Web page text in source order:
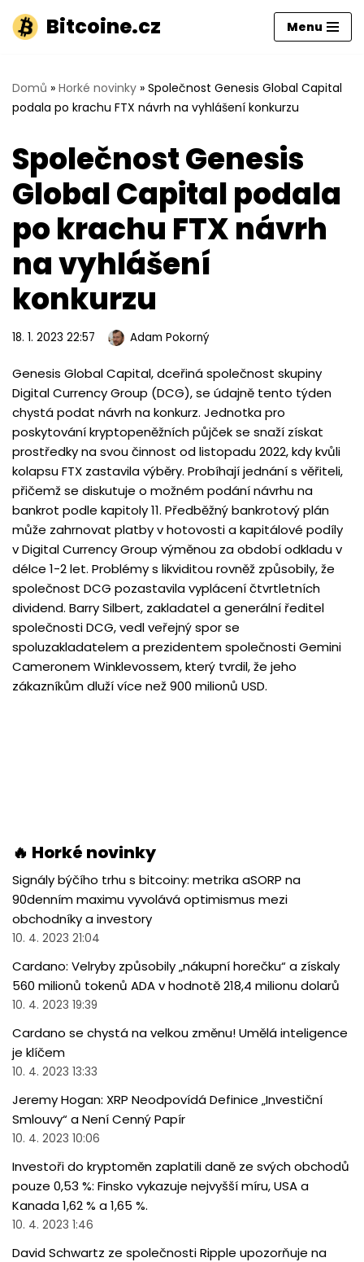
Přeskočit
obsah
Bitcoine.cz Menu
Domů » Horké novinky » Společnost Genesis Global Capital
podala po krachu FTX návrh na vyhlášení konkurzu
Společnost Genesis
Global Capital podala
po krachu FTX návrh
na vyhlášení
konkurzu
18. 1. 2023 22:57 Adam Pokorný
Genesis Global Capital, dceřiná společnost skupiny
Digital Currency Group (DCG), se údajně tento týden
chystá podat návrh na konkurz. Jednotka pro
poskytování kryptopeněžních půjček se snaží získat
prostředky na svou činnost od listopadu 2022, kdy kvůli
kolapsu FTX zastavila výběry. Probíhají jednání s věřiteli,
přičemž se diskutuje o možném podání návrhu na
bankrot podle kapitoly 11. Předběžný bankrotový plán
může zahrnovat platby v hotovosti a kapitálové podíly
v Digital Currency Group výměnou za období odkladu v
délce 1-2 let. Problémy s likviditou rovněž způsobily, že
společnost DCG pozastavila vyplácení čtvrtletních
dividend. Barry Silbert, zakladatel a generální ředitel
společnosti DCG, vedl veřejný spor se
spoluzakladatelem a prezidentem společnosti Gemini
Cameronem Winklevossem, který tvrdil, že jeho
zákazníkům dluží více než 900 milionů USD.
🔥 Horké novinky
Signály býčího trhu s bitcoiny: metrika aSORP na
90denním maximu vyvolává optimismus mezi
obchodníky a investory
10. 4. 2023 21:04
Cardano: Velryby způsobily „nákupní horečku“ a získaly
560 milionů tokenů ADA v hodnotě 218,4 milionu dolarů
10. 4. 2023 19:39
Cardano se chystá na velkou změnu! Umělá inteligence
je klíčem
10. 4. 2023 13:33
Jeremy Hogan: XRP Neodpovídá Definice „Investiční
Smlouvy“ a Není Cenný Papír
10. 4. 2023 10:06
Investoři do kryptoměn zaplatili daně ze svých obchodů
pouze 0,53 %: Finsko vykazuje nejvyšší míru, USA a
Kanada 1,62 % a 1,65 %.
10. 4. 2023 1:46
David Schwartz ze společnosti Ripple upozorňuje na